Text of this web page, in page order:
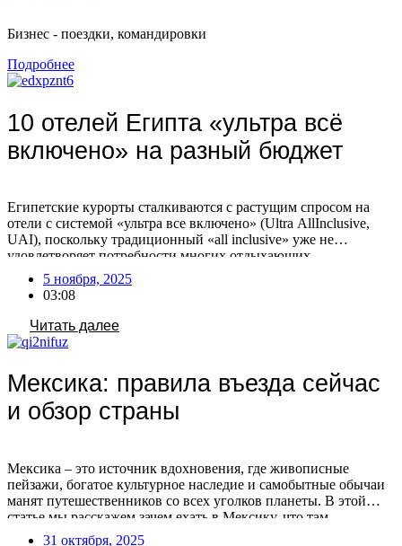
Бизнес - поездки, командировки
Подробнее
10 отелей Египта «ультра всё
включено» на разный бюджет
Египетские курорты сталкиваются с растущим спросом на
отели с системой «ультра все включено» (Ultra AllInclusive,
UAI), поскольку традиционный «all inclusive» уже не
удовлетворяет потребности многих отдыхающих.
Туроператоры фиксируют увеличение числа бронирований по
этой системе, что связано с изменением предпочтений
туристов. Путешественники все чаще выбирают отели с
расширенным пакетом услуг, стремясь к максимальному
комфорту и предсказуемости […]
5 ноября, 2025
03:08
Читать далее
Мексика: правила въезда сейчас
и обзор страны
Мексика – это источник вдохновения, где живописные
пейзажи, богатое культурное наследие и самобытные обычаи
манят путешественников со всех уголков планеты. В этой
статье мы расскажем зачем ехать в Мексику, что там
посмотреть, нужна ли виза сейчас и как лететь в эту страну.
31 октября, 2025